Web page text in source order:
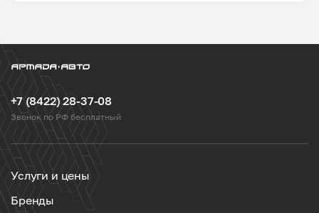
+7 (8422) 28-37-08
Звонок по РФ бесплатный
Услуги и цены
Бренды